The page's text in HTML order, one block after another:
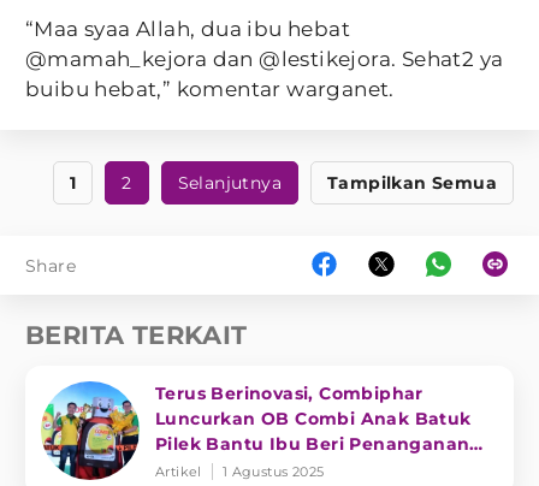
“Maa syaa Allah, dua ibu hebat
@mamah_kejora dan @lestikejora. Sehat2 ya
buibu hebat,” komentar warganet.
1 2 Selanjutnya Tampilkan Semua
Share
BERITA TERKAIT
Terus Berinovasi, Combiphar
Luncurkan OB Combi Anak Batuk
Pilek Bantu Ibu Beri Penanganan
Tepat
Artikel 1 Agustus 2025